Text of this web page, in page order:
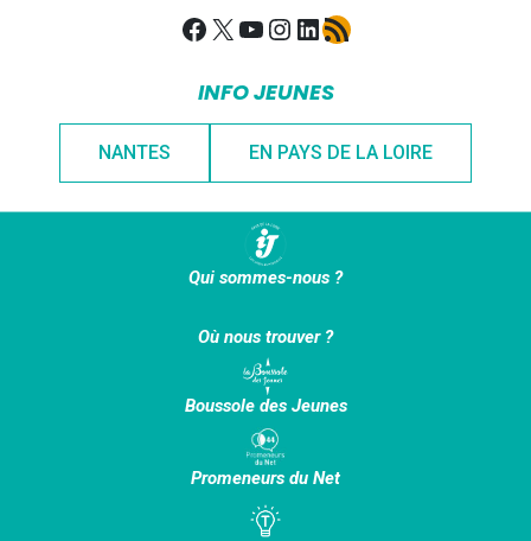
Facebook
X YouTube
Instagram
LinkedIn
Flux RSS
INFO JEUNES
NANTES EN PAYS DE LA LOIRE
Qui sommes-nous ?
Où nous trouver ?
Boussole des Jeunes
Promeneurs du Net